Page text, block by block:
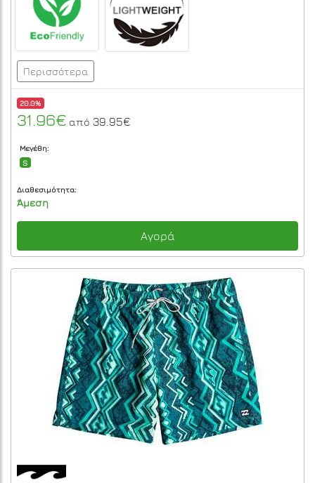
Περισσότερα
20.0%
31.96€ από 39.95€
Μεγέθη:
S
Διαθεσιμότητα:
Άμεση
Αγορά